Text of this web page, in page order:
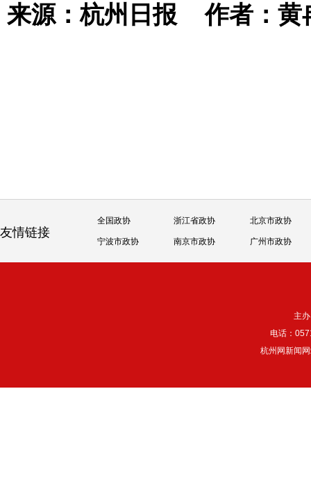
来源：杭州日报作者：
友情链接
全国政协 浙江省政协 北京市政协
宁波市政协 南京市政协 广州市政协
主
电话：
杭州网新闻